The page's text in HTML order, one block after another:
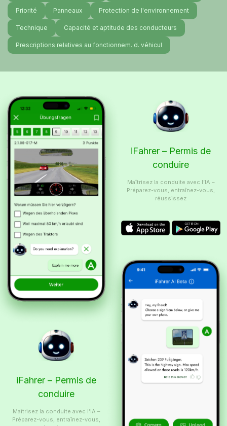
Priorité Panneaux Protection de l'environnement
Technique Capacité et aptitude des conducteurs
Prescriptions relatives au fonctionnem. d. véhicul
iFahrer – Permis de
conduire
Maîtrisez la conduite avec l’IA –
Préparez-vous, entraînez-vous,
iFahrer – Permis de
conduire
Maîtrisez la conduite avec l’IA –
Préparez-vous, entraînez-vous,
réussissez